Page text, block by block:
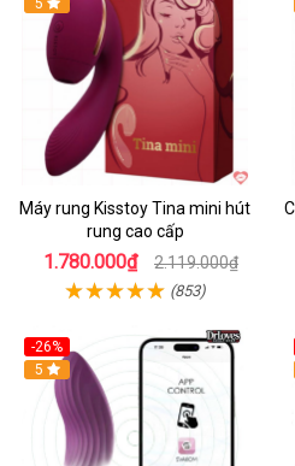
Hot
5
Máy rung Kisstoy Tina mini hút
rung cao cấp
1.780.000₫ 2.119.000₫
(853)
-26%
Hot
5